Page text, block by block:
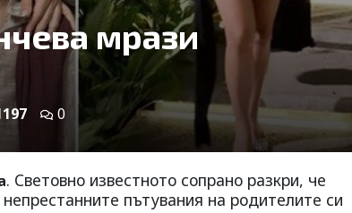
мрази
0
. Световно известното сопрано разкри, че
пътувания на родителите си